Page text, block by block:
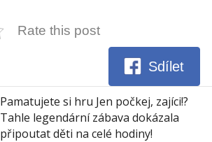
Rate this post
Sdílet
Pamatujete si hru Jen počkej, zajíci!?
Tahle legendární zábava dokázala
připoutat děti na celé hodiny!